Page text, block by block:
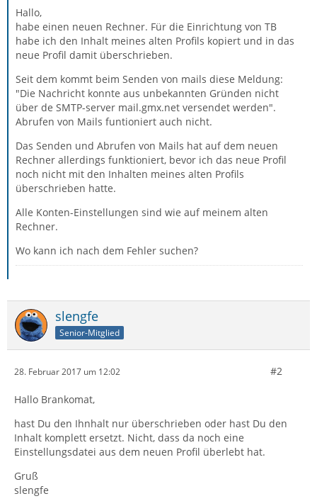
Hallo,
habe einen neuen Rechner. Für die Einrichtung von TB
habe ich den Inhalt meines alten Profils kopiert und in das
neue Profil damit überschrieben.
Seit dem kommt beim Senden von mails diese Meldung:
"Die Nachricht konnte aus unbekannten Gründen nicht
über de SMTP-server mail.gmx.net versendet werden".
Abrufen von Mails funtioniert auch nicht.
Das Senden und Abrufen von Mails hat auf dem neuen
Rechner allerdings funktioniert, bevor ich das neue Profil
noch nicht mit den Inhalten meines alten Profils
überschrieben hatte.
Alle Konten-Einstellungen sind wie auf meinem alten
Rechner.
Wo kann ich nach dem Fehler suchen?
slengfe
Senior-Mitglied
28. Februar 2017 um 12:02 #2
Hallo Brankomat,
hast Du den Ihnhalt nur überschrieben oder hast Du den
Inhalt komplett ersetzt. Nicht, dass da noch eine
Einstellungsdatei aus dem neuen Profil überlebt hat.
Gruß
slengfe